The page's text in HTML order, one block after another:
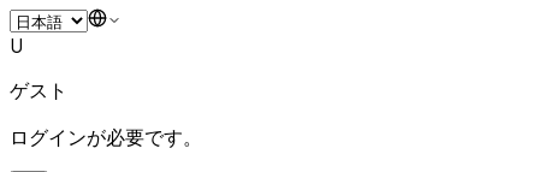
U
ゲスト
ログインが必要です。